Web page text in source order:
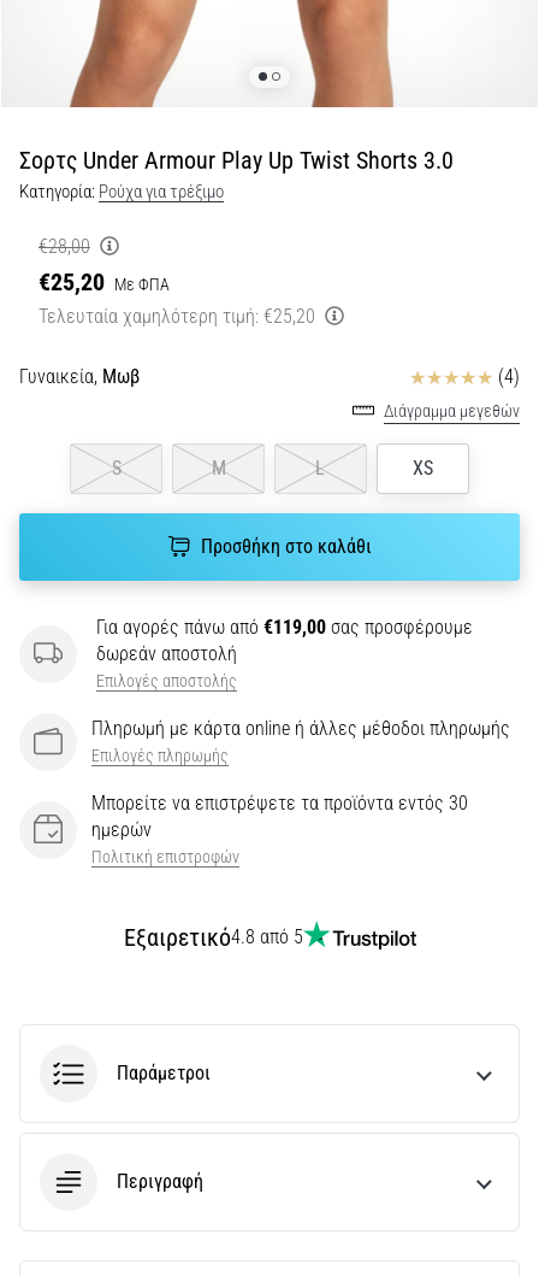
test:
Τι
είναι
και
πώς
εκτελούνται;
το
δοκιμάζει
ταχύτητα,
αλλαγές
κατεύθυνσης.
εκτελείται
σωστά,
6. 8. 2026
Αίτια,
Αντιμετώπιση
Πρόληψη
γόνατο
δρομέα
(runner's
Σορτς Under Armour Play Up Twist Shorts 3.0
Κατηγορία: Ρούχα για τρέξιμο
€28,00
€25,20 Με ΦΠΑ
Τελευταία χαμηλότερη τιμή: €25,20
Γυναικεία, Μωβ Κριτικές (4)
Διάγραμμα μεγεθών
S M L XS
Προσθήκη στο καλάθι
Για αγορές πάνω από €119,00 σας προσφέρουμε
δωρεάν αποστολή
Επιλογές αποστολής
Πληρωμή με κάρτα online ή άλλες μέθοδοι πληρωμής
Επιλογές πληρωμής
Μπορείτε να επιστρέψετε τα προϊόντα εντός 30
ημερών
Πολιτική επιστροφών
Εξαιρετικό4.8 από 5
Παράμετροι
Περιγραφή